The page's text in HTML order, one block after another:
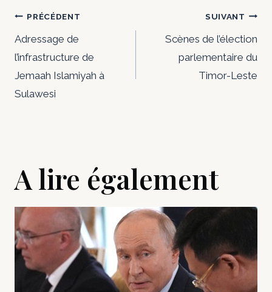
Navigation
de
l’article
PRÉCÉDENT
Adressage de
l’infrastructure de
Jemaah Islamiyah à
Sulawesi
SUIVANT
Scènes de l’élection
parlementaire du
Timor-Leste
A lire également